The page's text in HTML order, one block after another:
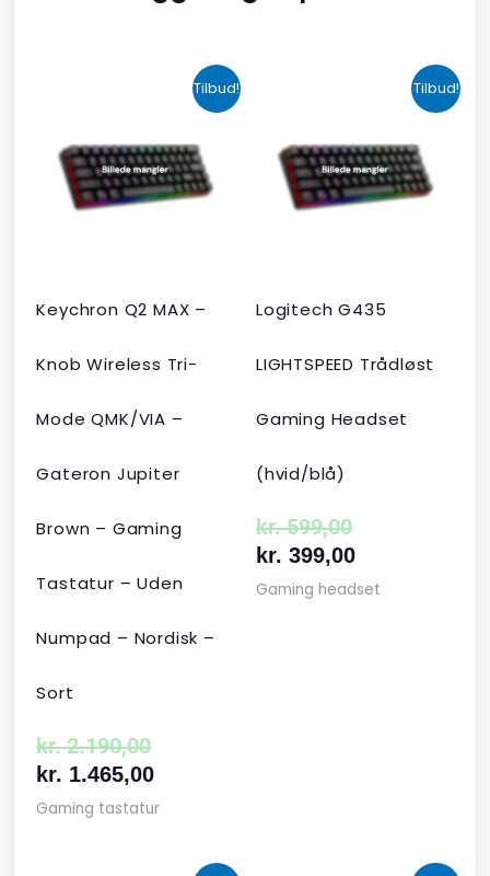
Tilbud!
Keychron Q2 MAX –
Knob Wireless Tri-
Mode QMK/VIA –
Gateron Jupiter
Brown – Gaming
Tastatur – Uden
Numpad – Nordisk –
Sort
kr.2.190,00
oprindelige
pris
var:
kr. 2.190,00.
kr. 1.465,00
Den
aktuelle
pris
er:
kr. 1.465,00.
Gaming tastatur
Tilbud!
Logitech G435
LIGHTSPEED Trådløst
Gaming Headset
(hvid/blå)
kr.599,00
oprindelige
pris
var:
kr. 599,00.
kr. 399,00
aktuelle
pris
er:
kr. 399,00.
Gaming headset